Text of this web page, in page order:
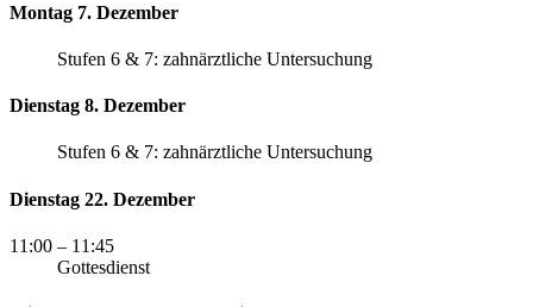
Montag 7. Dezember
Stufen 6 & 7: zahnärztliche Untersuchung
Dienstag 8. Dezember
Stufen 6 & 7: zahnärztliche Untersuchung
Dienstag 22. Dezember
11:00 – 11:45
Gottesdienst